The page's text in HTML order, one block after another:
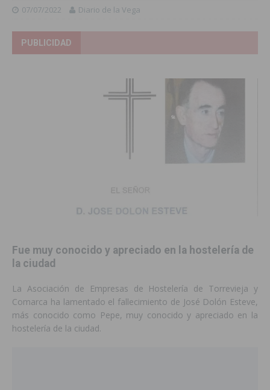
07/07/2022 Diario de la Vega
PUBLICIDAD
Fue muy conocido y apreciado en la hostelería de
la ciudad
La Asociación de Empresas de Hostelería de Torrevieja y
Comarca ha lamentado el fallecimiento de José Dolón Esteve,
más conocido como Pepe, muy conocido y apreciado en la
hostelería de la ciudad.